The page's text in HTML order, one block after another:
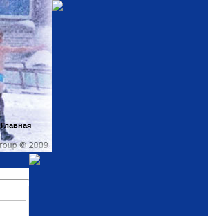
Главная